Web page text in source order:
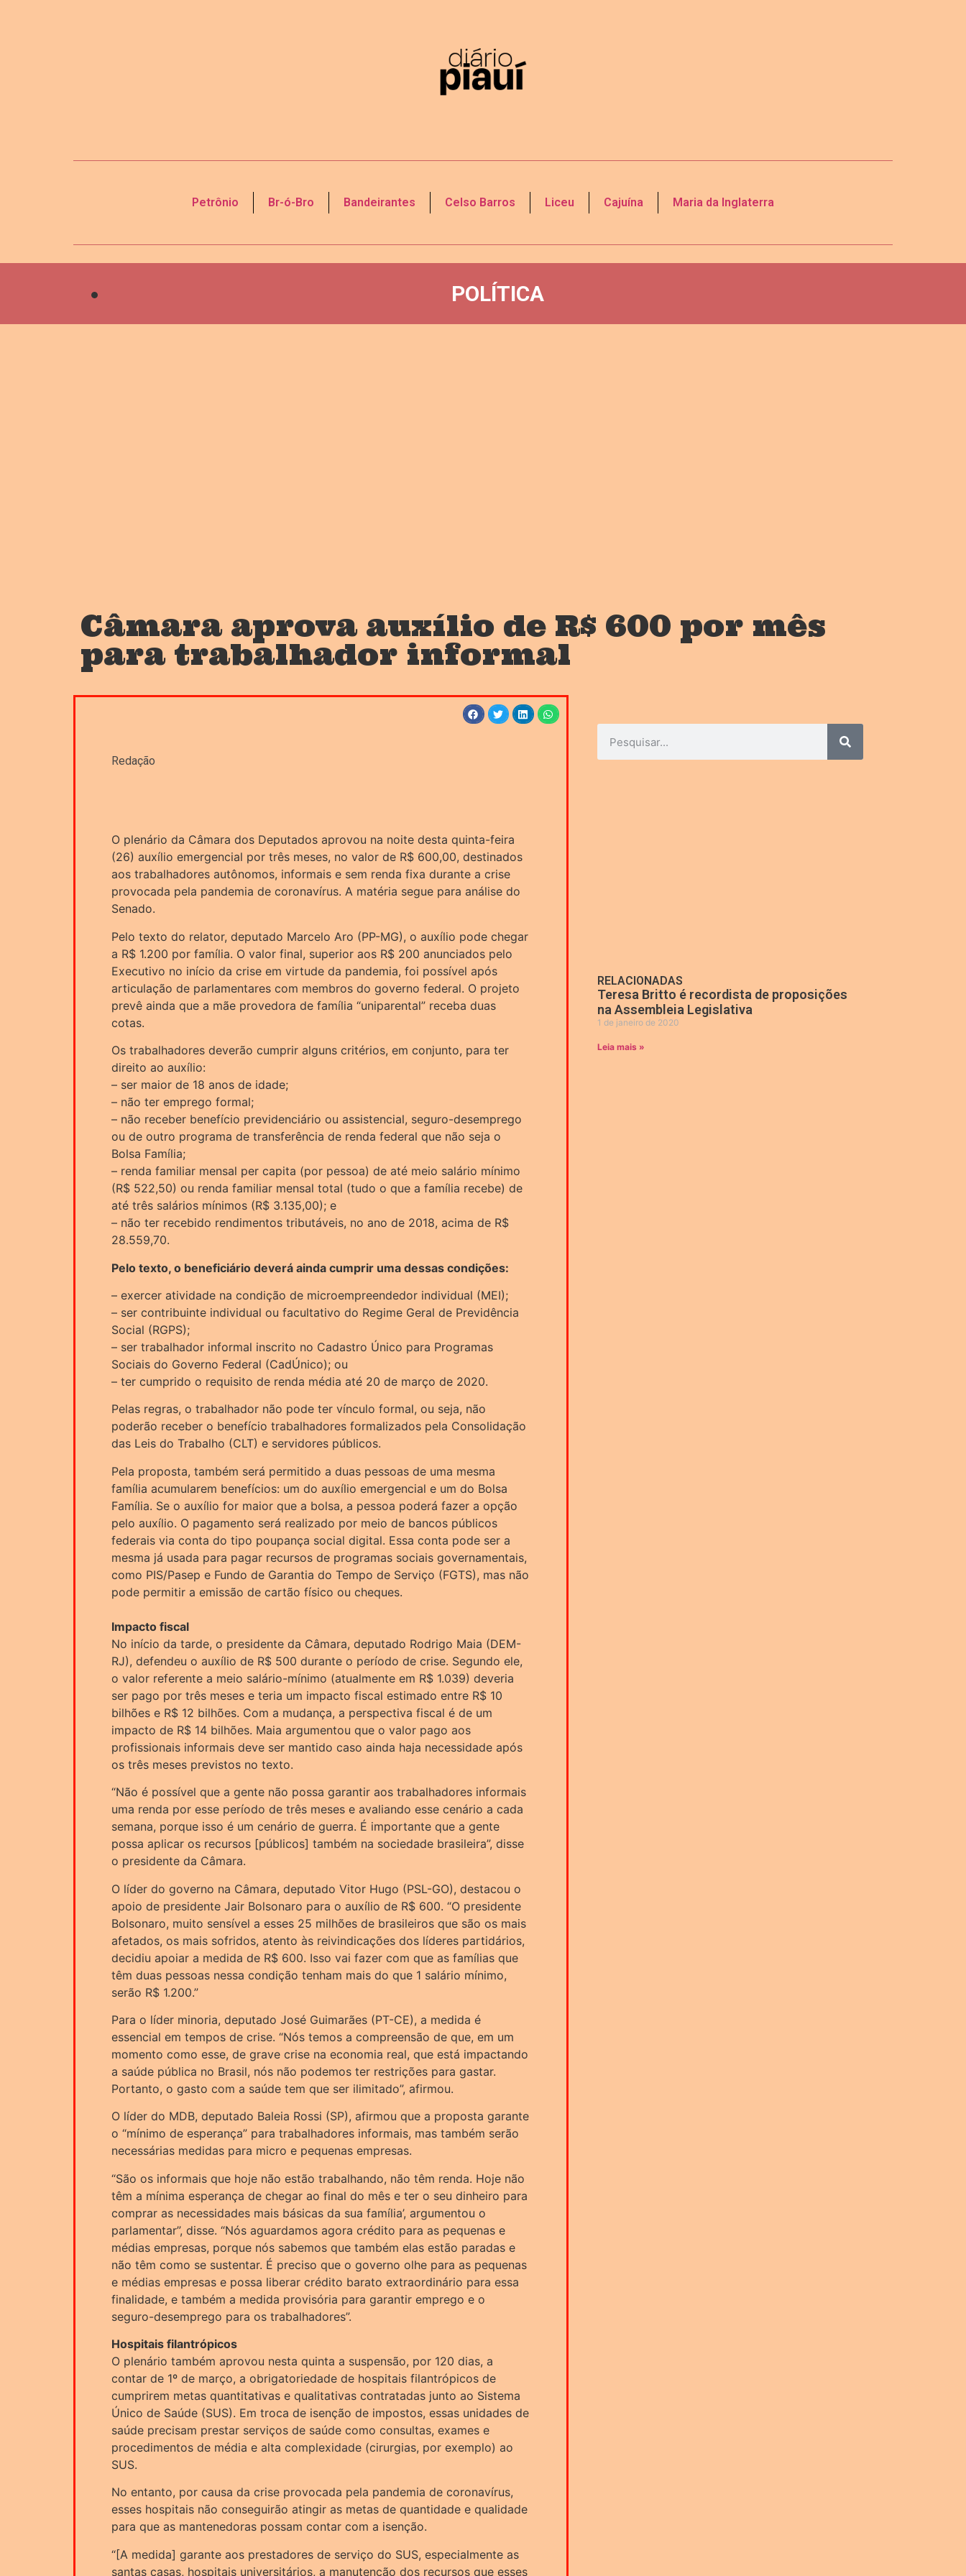
Petrônio Br-ó-Bro Bandeirantes Celso Barros Liceu Cajuína Maria da Inglaterra
POLÍTICA
Câmara aprova auxílio de R$ 600 por mês
para trabalhador informal
Redação
O plenário da Câmara dos Deputados aprovou na noite desta quinta-feira
(26) auxílio emergencial por três meses, no valor de R$ 600,00, destinados
aos trabalhadores autônomos, informais e sem renda fixa durante a crise
provocada pela pandemia de coronavírus. A matéria segue para análise do
Senado.
Pelo texto do relator, deputado Marcelo Aro (PP-MG), o auxílio pode chegar
a R$ 1.200 por família. O valor final, superior aos R$ 200 anunciados pelo
Executivo no início da crise em virtude da pandemia, foi possível após
articulação de parlamentares com membros do governo federal. O projeto
prevê ainda que a mãe provedora de família “uniparental” receba duas
cotas.
Os trabalhadores deverão cumprir alguns critérios, em conjunto, para ter
direito ao auxílio:
– ser maior de 18 anos de idade;
– não ter emprego formal;
– não receber benefício previdenciário ou assistencial, seguro-desemprego
ou de outro programa de transferência de renda federal que não seja o
Bolsa Família;
– renda familiar mensal per capita (por pessoa) de até meio salário mínimo
(R$ 522,50) ou renda familiar mensal total (tudo o que a família recebe) de
até três salários mínimos (R$ 3.135,00); e
– não ter recebido rendimentos tributáveis, no ano de 2018, acima de R$
28.559,70.
Pelo texto, o beneficiário deverá ainda cumprir uma dessas condições:
– exercer atividade na condição de microempreendedor individual (MEI);
– ser contribuinte individual ou facultativo do Regime Geral de Previdência
Social (RGPS);
– ser trabalhador informal inscrito no Cadastro Único para Programas
Sociais do Governo Federal (CadÚnico); ou
– ter cumprido o requisito de renda média até 20 de março de 2020.
Pelas regras, o trabalhador não pode ter vínculo formal, ou seja, não
poderão receber o benefício trabalhadores formalizados pela Consolidação
das Leis do Trabalho (CLT) e servidores públicos.
Pela proposta, também será permitido a duas pessoas de uma mesma
família acumularem benefícios: um do auxílio emergencial e um do Bolsa
Família. Se o auxílio for maior que a bolsa, a pessoa poderá fazer a opção
pelo auxílio. O pagamento será realizado por meio de bancos públicos
federais via conta do tipo poupança social digital. Essa conta pode ser a
mesma já usada para pagar recursos de programas sociais governamentais,
como PIS/Pasep e Fundo de Garantia do Tempo de Serviço (FGTS), mas não
pode permitir a emissão de cartão físico ou cheques.
Impacto fiscal
No início da tarde, o presidente da Câmara, deputado Rodrigo Maia (DEM-
RJ), defendeu o auxílio de R$ 500 durante o período de crise. Segundo ele,
o valor referente a meio salário-mínimo (atualmente em R$ 1.039) deveria
ser pago por três meses e teria um impacto fiscal estimado entre R$ 10
bilhões e R$ 12 bilhões. Com a mudança, a perspectiva fiscal é de um
impacto de R$ 14 bilhões. Maia argumentou que o valor pago aos
profissionais informais deve ser mantido caso ainda haja necessidade após
os três meses previstos no texto.
“Não é possível que a gente não possa garantir aos trabalhadores informais
uma renda por esse período de três meses e avaliando esse cenário a cada
semana, porque isso é um cenário de guerra. É importante que a gente
possa aplicar os recursos [públicos] também na sociedade brasileira”, disse
o presidente da Câmara.
O líder do governo na Câmara, deputado Vitor Hugo (PSL-GO), destacou o
apoio de presidente Jair Bolsonaro para o auxílio de R$ 600. “O presidente
Bolsonaro, muito sensível a esses 25 milhões de brasileiros que são os mais
afetados, os mais sofridos, atento às reivindicações dos líderes partidários,
decidiu apoiar a medida de R$ 600. Isso vai fazer com que as famílias que
têm duas pessoas nessa condição tenham mais do que 1 salário mínimo,
serão R$ 1.200.”
Para o líder minoria, deputado José Guimarães (PT-CE), a medida é
essencial em tempos de crise. “Nós temos a compreensão de que, em um
momento como esse, de grave crise na economia real, que está impactando
a saúde pública no Brasil, nós não podemos ter restrições para gastar.
Portanto, o gasto com a saúde tem que ser ilimitado”, afirmou.
O líder do MDB, deputado Baleia Rossi (SP), afirmou que a proposta garante
o “mínimo de esperança” para trabalhadores informais, mas também serão
necessárias medidas para micro e pequenas empresas.
“São os informais que hoje não estão trabalhando, não têm renda. Hoje não
têm a mínima esperança de chegar ao final do mês e ter o seu dinheiro para
comprar as necessidades mais básicas da sua família’, argumentou o
parlamentar”, disse. “Nós aguardamos agora crédito para as pequenas e
médias empresas, porque nós sabemos que também elas estão paradas e
não têm como se sustentar. É preciso que o governo olhe para as pequenas
e médias empresas e possa liberar crédito barato extraordinário para essa
finalidade, e também a medida provisória para garantir emprego e o
seguro-desemprego para os trabalhadores”.
Hospitais filantrópicos
O plenário também aprovou nesta quinta a suspensão, por 120 dias, a
contar de 1º de março, a obrigatoriedade de hospitais filantrópicos de
cumprirem metas quantitativas e qualitativas contratadas junto ao Sistema
Único de Saúde (SUS). Em troca de isenção de impostos, essas unidades de
saúde precisam prestar serviços de saúde como consultas, exames e
procedimentos de média e alta complexidade (cirurgias, por exemplo) ao
SUS.
No entanto, por causa da crise provocada pela pandemia de coronavírus,
esses hospitais não conseguirão atingir as metas de quantidade e qualidade
para que as mantenedoras possam contar com a isenção.
“[A medida] garante aos prestadores de serviço do SUS, especialmente as
santas casas, hospitais universitários, a manutenção dos recursos que esses
RELACIONADAS
Teresa Britto é recordista de proposições
na Assembleia Legislativa
1 de janeiro de 2020
Leia mais »